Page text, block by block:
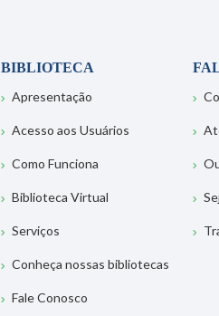
BIBLIOTECA
Apresentação
Acesso aos Usuários
Como Funciona
Biblioteca Virtual
Serviços
Conheça nossas bibliotecas
Fale Conosco